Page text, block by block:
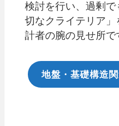
検討を行い、過剰
切なクライテリア
計者の腕の見せ所で
地盤・基礎構造